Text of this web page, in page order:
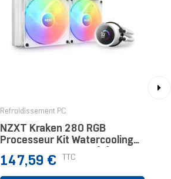
Refroidissement PC
NZXT Kraken 280 RGB
Processeur Kit Watercooling
14 Cm Blanc 1 Pièce(s)
Prix
147,59 € TTC